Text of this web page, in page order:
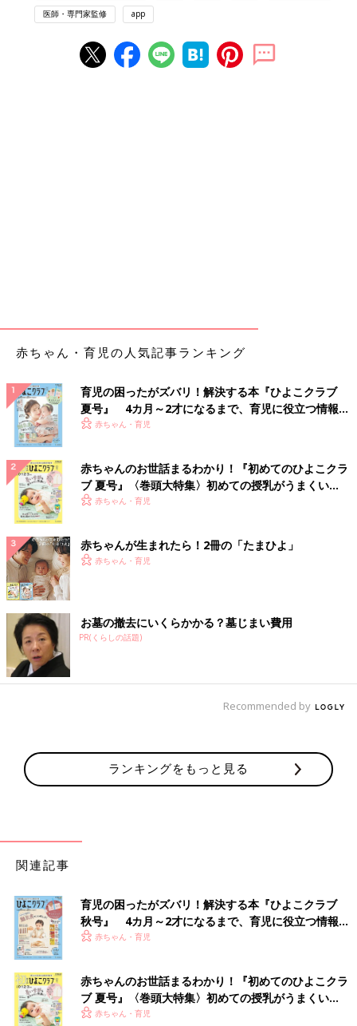
「2020年の８月に神奈川リハを受診して、筋電義手というもの
ケットについたセンサーが、筋肉が動く時に生じる微弱な電流を
キャッチして、モーターを動かすことでロボットハンドが開閉し
てものを“つかむ”“離す”という動作ができるもの。訓練によって
自分の意思でものをつかむ動作ができる義手だとの説明でした。
同年の10月に黒岩県知事が神奈川リハに筋電義手の事業を視察に
くる機会があり、私たちもその場に参加しました。そのときに、
成人の前腕欠損の人が筋電義手を使って実際にホットケーキを焼
義手を使うとこんなにもできることの可能性が広がるんだ、とい
うことを実感し、娘に選択肢の一つとして練習させてあげたいと
思いました。そして夫と相談して、娘にも筋電義手の練習をさせ
よう、と決めました」（由梨香さん）
０歳から義手をつける練習を始めた依茉ちゃん
依茉ちゃん１歳半のころ。装飾義手を使ってコップにおもちゃのドーナッツを入れ
て遊んでいます。
生後７カ月になった依茉ちゃんは筋電義手の訓練に向けて、依茉
ちゃんの腕にぴったり合う樹脂製のソケットを作るための型を取
ったり、義手を腕にはめるためのソケットの装着に慣れることか
ら始めました。そして、１歳
医師・専門家監修 app
赤ちゃん・育児の人気記事ランキング
育児の困ったがズバリ！解決する本『ひよこクラブ
夏号』 4カ月～2才になるまで、育児に役立つ情報が
いっぱい！
赤ちゃん・育児
赤ちゃんのお世話まるわかり！『初めてのひよこクラ
ブ 夏号』〈巻頭大特集〉初めての授乳がうまくい
く！ おっぱい・ミルクの基本と夏のトラブル 解決テ
赤ちゃん・育児
赤ちゃんが生まれたら！2冊の「たまひよ」
赤ちゃん・育児
お墓の撤去にいくらかかる？墓じまい費用
PR(くらしの話題)
Recommended by
ランキングをもっと見る
関連記事
育児の困ったがズバリ！解決する本『ひよこクラブ
秋号』 4カ月～2才になるまで、育児に役立つ情報が
いっぱい！
赤ちゃん・育児
赤ちゃんのお世話まるわかり！『初めてのひよこクラ
ブ 夏号』〈巻頭大特集〉初めての授乳がうまくい
く！ おっぱい・ミルクの基本と夏のトラブル 解決テ
赤ちゃん・育児